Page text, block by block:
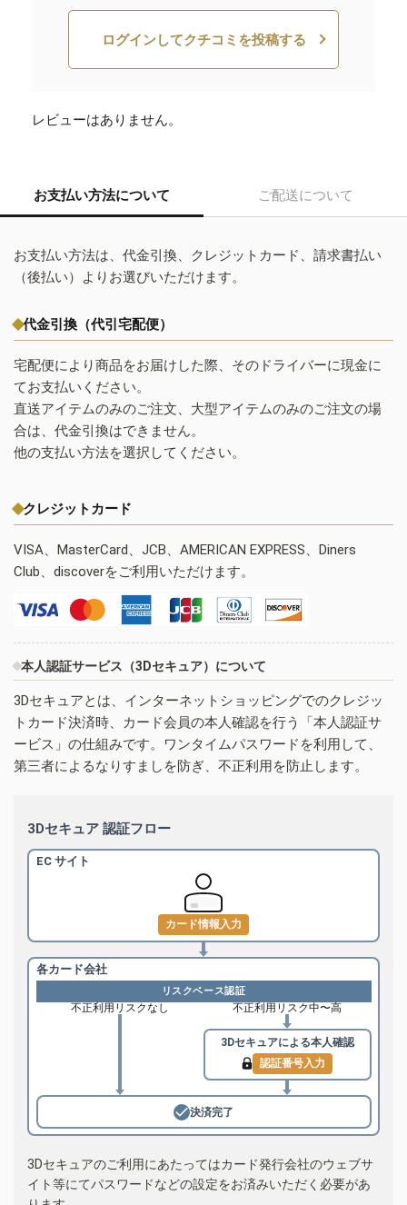
ログインしてクチコミを投稿する
レビューはありません。
お支払い方法について ご配送について
お支払い方法は、代金引換、クレジットカード、請求書払い
（後払い）よりお選びいただけます。
代金引換（代引宅配便）
宅配便により商品をお届けした際、そのドライバーに現金に
てお支払いください。
直送アイテムのみのご注文、大型アイテムのみのご注文の場
合は、代金引換はできません。
他の支払い方法を選択してください。
クレジットカード
VISA、MasterCard、JCB、AMERICAN EXPRESS、Diners
Club、discoverをご利用いただけます。
本人認証サービス（3Dセキュア）について
3Dセキュアとは、インターネットショッピングでのクレジッ
トカード決済時、カード会員の本人確認を行う「本人認証サ
ービス」の仕組みです。ワンタイムパスワードを利用して、
第三者によるなりすましを防ぎ、不正利用を防止します。
3Dセキュア 認証フロー
EC サイト
カード情報入力
各カード会社
リスクベース認証
不正利用リスクなし 不正利用リスク中〜高
3Dセキュアによる本人確認
認証番号入力
決済完了
3Dセキュアのご利用にあたってはカード発行会社のウェブサ
イト等にてパスワードなどの設定をお済みいただく必要があ